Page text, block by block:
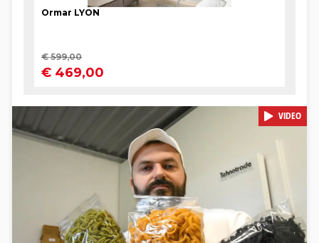
Pokretanje videa...
VIDEO